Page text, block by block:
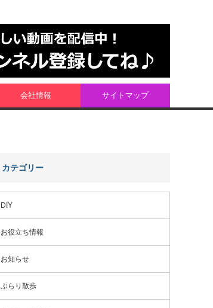
会社情報 サイトマップ
カテゴリー
DIY
お役立ち情報
お知らせ
ぶらり散歩